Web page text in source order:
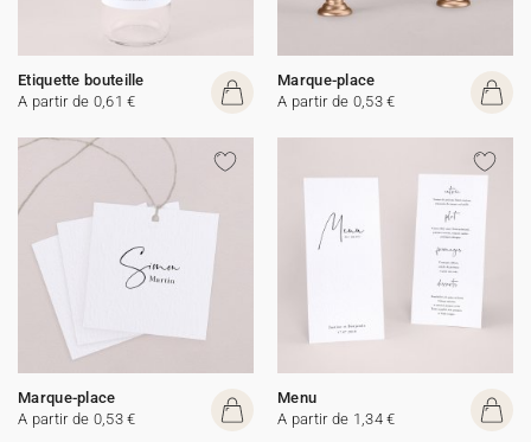
Etiquette bouteille
A partir de 0,61 €
Marque-place
A partir de 0,53 €
Marque-place
A partir de 0,53 €
Menu
A partir de 1,34 €